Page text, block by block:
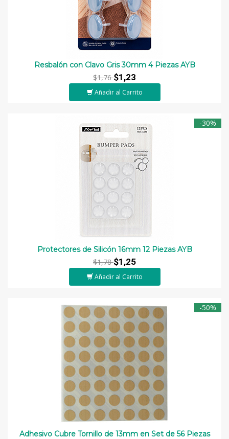
Resbalón con Clavo Gris 30mm 4 Piezas AYB
$1,76$1,23
Añadir al Carrito
-30%
Protectores de Silicón 16mm 12 Piezas AYB
$1,78$1,25
Añadir al Carrito
-50%
Adhesivo Cubre Tornillo de 13mm en Set de 56 Piezas